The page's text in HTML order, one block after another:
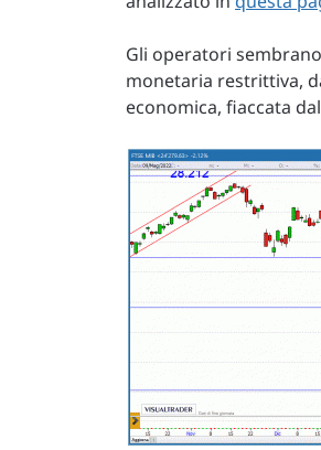
Gli operatori
monetaria restrittiva,
economica, fiaccata